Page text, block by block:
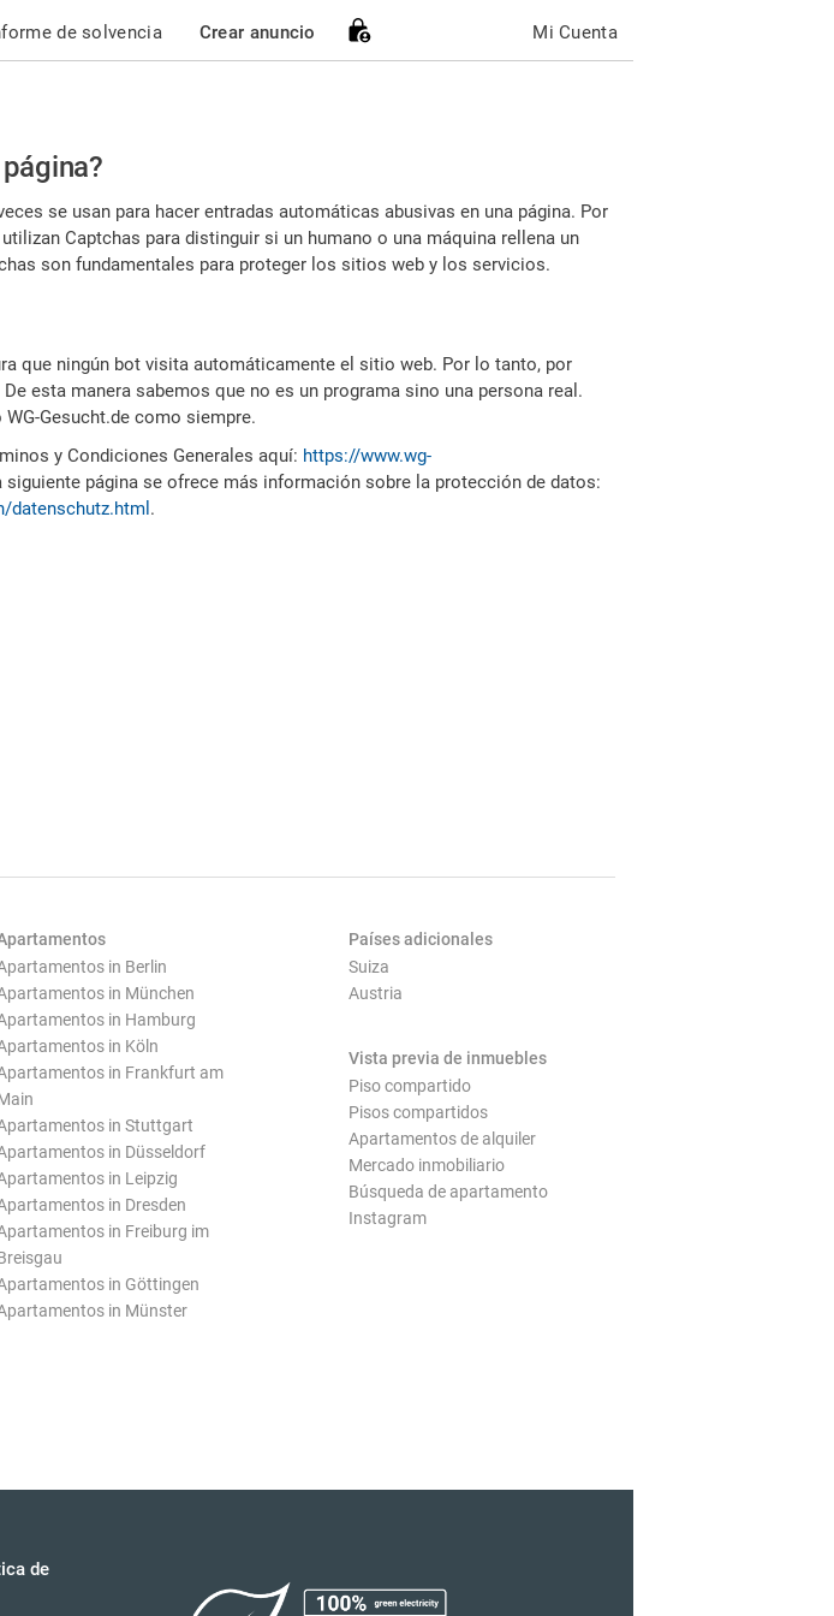
de solvencia Crear anuncio Mi Cuenta
se usan para hacer entradas automáticas abusivas en una página. Por
Captchas para distinguir si un humano o una máquina rellena un
son fundamentales para proteger los sitios web y los servicios.
que ningún bot visita automáticamente el sitio web. Por lo tanto, por
esta manera sabemos que no es un programa sino una persona real.
Gesucht.de como siempre.
y Condiciones Generales aquí: https://www.wg-
siguiente página se ofrece más información sobre la protección de datos:
datenschutz.html .
in Berlin
in München
in Hamburg
in Köln
in Frankfurt am
in Stuttgart
in Düsseldorf
in Leipzig
in Dresden
in Freiburg im
in Göttingen
in Münster
Países adicionales
Suiza
Austria
Vista previa de inmuebles
Piso compartido
Pisos compartidos
Apartamentos de alquiler
Mercado inmobiliario
Búsqueda de apartamento
Instagram
de